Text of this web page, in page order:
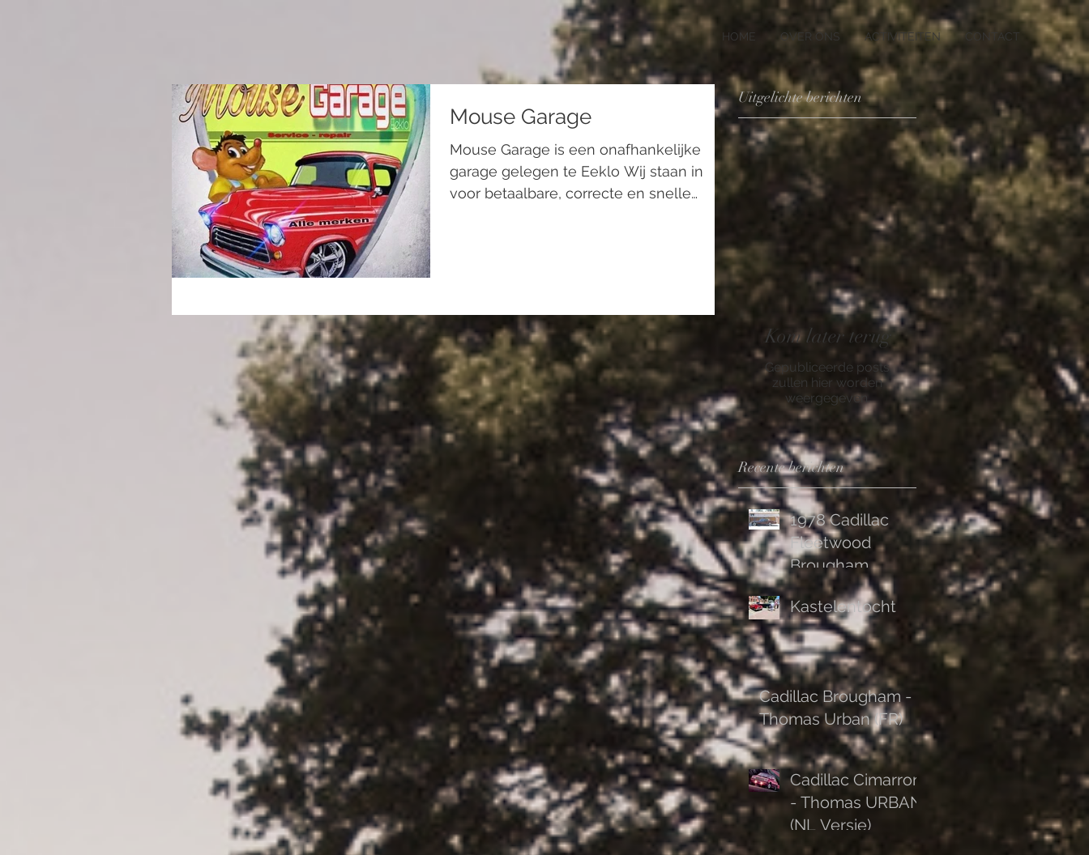
HOME OVER ONS ACTIVITEITEN CONTACT
Mouse Garage
Mouse Garage is een onafhankelijke
garage gelegen te Eeklo Wij staan in
voor betaalbare, correcte en snelle
Uitgelichte berichten
Kom later terug
Gepubliceerde posts
zullen hier worden
weergegeven.
Recente berichten
1978 Cadillac
Fleetwood
Brougham
Kastelentocht
Cadillac Brougham -
Thomas Urban (FR)
Cadillac Cimarron
- Thomas URBAN
(NL Versie)